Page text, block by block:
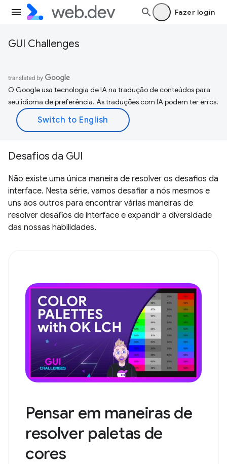
Fazer login
GUI Challenges
O Google usa tecnologia de IA na tradução de conteúdos para
seu idioma de preferência. As traduções com IA podem ter erros.
Desafios da GUI
Não existe uma única maneira de resolver os desafios da
interface. Nesta série, vamos desafiar a nós mesmos e
uns aos outros para encontrar várias maneiras de
resolver desafios de interface e expandir a diversidade
das nossas habilidades.
Pensar em maneiras de
resolver paletas de
cores